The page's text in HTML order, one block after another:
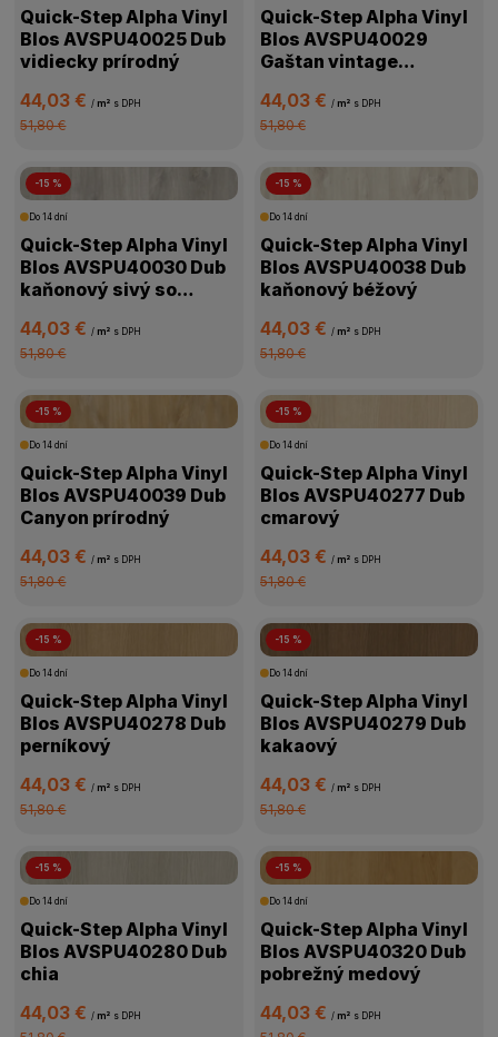
Quick-Step Alpha Vinyl
Blos AVSPU40025 Dub
vidiecky prírodný
44,03 €/ m² s DPH
51,80 €
Quick-Step Alpha Vinyl
Blos AVSPU40029
Gaštan vintage
44,03 € / m² s DPH
51,80 €
-15 %
Do 14 dní
Quick-Step Alpha Vinyl
Blos AVSPU40030 Dub
kaňonový sivý so
44,03 €/ m² s DPH
51,80 €
-15 %
Do 14 dní
Quick-Step Alpha Vinyl
Blos AVSPU40038 Dub
kaňonový béžový
44,03 € / m² s DPH
51,80 €
-15 %
Do 14 dní
Quick-Step Alpha Vinyl
Blos AVSPU40039 Dub
Canyon prírodný
44,03 €/ m² s DPH
51,80 €
-15 %
Do 14 dní
Quick-Step Alpha Vinyl
Blos AVSPU40277 Dub
cmarový
44,03 € / m² s DPH
51,80 €
-15 %
Do 14 dní
Quick-Step Alpha Vinyl
Blos AVSPU40278 Dub
perníkový
44,03 €/ m² s DPH
51,80 €
-15 %
Do 14 dní
Quick-Step Alpha Vinyl
Blos AVSPU40279 Dub
kakaový
44,03 € / m² s DPH
51,80 €
-15 %
Do 14 dní
Quick-Step Alpha Vinyl
Blos AVSPU40280 Dub
chia
44,03 €/ m² s DPH
-15 %
Do 14 dní
Quick-Step Alpha Vinyl
Blos AVSPU40320 Dub
pobrežný medový
44,03 € / m² s DPH